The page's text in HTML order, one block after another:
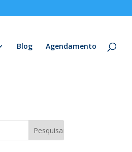
Blog Agendamento